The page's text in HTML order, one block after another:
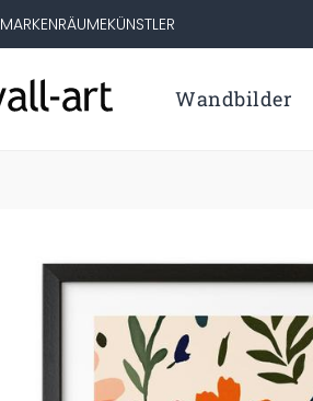
MARKENRÄUMEKÜNSTLER
Wandbilder